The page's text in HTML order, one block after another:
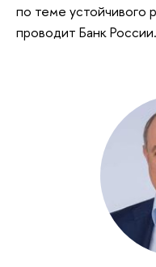
по теме устойчивого
проводит Банк России.